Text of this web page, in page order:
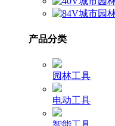
产品分类
园林工具
电动工具